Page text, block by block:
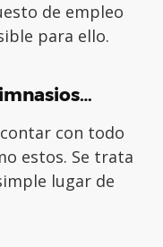
de empleo
para ello.
con todo
estos. Se trata
lugar de